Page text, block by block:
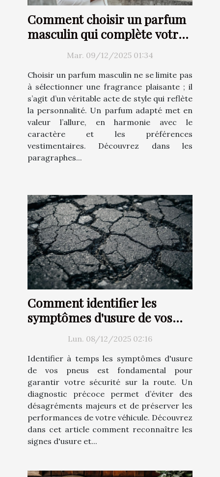
Comment choisir un parfum
masculin qui complète votre
Mar. 09/12/2025 01:34
Choisir un parfum masculin ne se limite pas
à sélectionner une fragrance plaisante ; il
s’agit d’un véritable acte de style qui reflète
la personnalité. Un parfum adapté met en
valeur l’allure, en harmonie avec le
caractère et les préférences
vestimentaires. Découvrez dans les
paragraphes...
Comment identifier les
symptômes d'usure de vos
pneus ?Lun. 08/12/2025 02:16
Identifier à temps les symptômes d'usure
de vos pneus est fondamental pour
garantir votre sécurité sur la route. Un
diagnostic précoce permet d’éviter des
désagréments majeurs et de préserver les
performances de votre véhicule. Découvrez
dans cet article comment reconnaître les
signes d'usure et...